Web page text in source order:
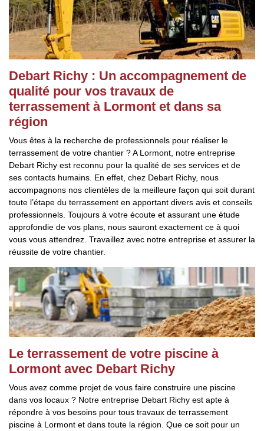
Debart Richy : Un accompagnement de
qualité pour vos travaux de
terrassement à Lormont et dans sa
région
Vous êtes à la recherche de professionnels pour réaliser le
terrassement de votre chantier ? A Lormont, notre entreprise
Debart Richy est reconnu pour la qualité de ses services et de
ses contacts humains. En effet, chez Debart Richy, nous
accompagnons nos clientèles de la meilleure façon qui soit durant
toute l’étape du terrassement en apportant divers avis et conseils
professionnels. Toujours à votre écoute et assurant une étude
approfondie de vos plans, nous sauront exactement ce à quoi
vous vous attendrez. Travaillez avec notre entreprise et assurer la
réussite de votre chantier.
Le terrassement de votre piscine à
Lormont avec Debart Richy
Vous avez comme projet de vous faire construire une piscine
dans vos locaux ? Notre entreprise Debart Richy est apte à
répondre à vos besoins pour tous travaux de terrassement
piscine à Lormont et dans toute la région. Que ce soit pour un